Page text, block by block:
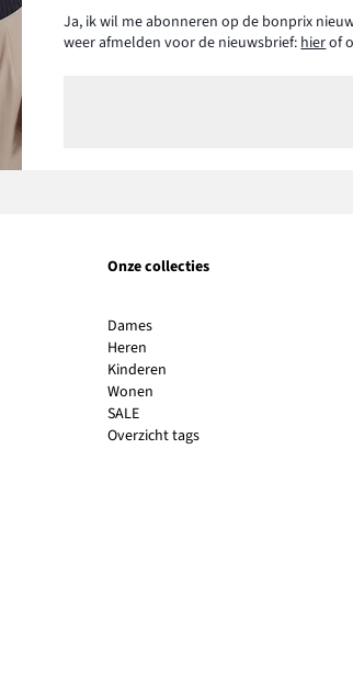
Ja, ik wil me abonneren op de bonprix
weer afmelden voor de nieuwsbrief: hierof
Onze collecties
Dames
Heren
Kinderen
Wonen
SALE
Overzicht tags